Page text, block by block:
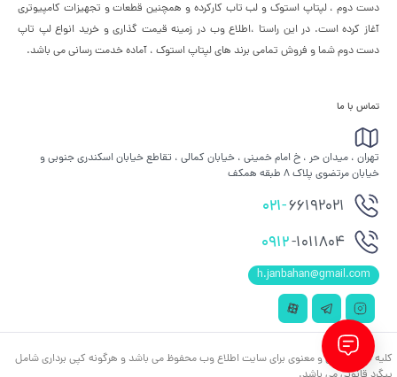
دست دوم ، لپتاپ استوک و لب تاب کارکرده و همچنین قطعات و تجهیزات کامپیوتری
آغاز کرده است. در این راستا ،‌اطلاع وب در زمینه قیمت گذاری و خرید انواع لپ تاپ
دست دوم شما و فروش تمامی برند های لپتاپ استوک ، آماده خدمت رسانی می باشد.
تماس با ما
تهران ، میدان حر ، خ امام خمینی ، خیابان کمالی ، تقاطع خیابان اسکندری جنوبی و
خیابان مرتضوی پلاک 8 طبقه همکف
021-66192021
0912-1011804
h.janbahan@gmail.com
کلیه حقوق مادی و معنوی برای سایت اطلاع وب محفوظ می باشد و هرگونه کپی برداری شامل